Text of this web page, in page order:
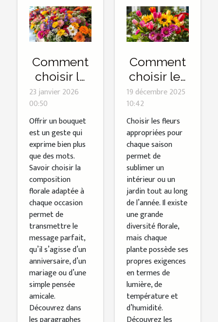
Comment
choisir le
bouquet
parfait
pour
chaque
occasion ?
23 janvier 2026
00:50
Offrir un bouquet
est un geste qui
exprime bien plus
que des mots.
Savoir choisir la
composition
florale adaptée à
chaque occasion
permet de
transmettre le
message parfait,
qu’il s’agisse d’un
anniversaire, d’un
mariage ou d’une
simple pensée
amicale.
Découvrez dans
Comment
choisir les
meilleures
fleurs pour
chaque
saison ?
19 décembre 2025
10:42
Choisir les fleurs
appropriées pour
chaque saison
permet de
sublimer un
intérieur ou un
jardin tout au long
de l’année. Il existe
une grande
diversité florale,
mais chaque
plante possède ses
propres exigences
en termes de
lumière, de
température et
d’humidité.